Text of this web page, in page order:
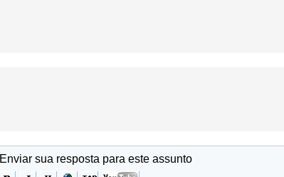
Enviar sua resposta para este assunto